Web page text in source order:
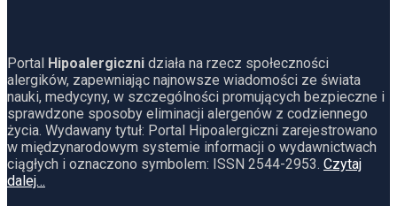
Portal Hipoalergiczni działa na rzecz społeczności
alergików, zapewniając najnowsze wiadomości ze świata
nauki, medycyny, w szczególności promujących bezpieczne i
sprawdzone sposoby eliminacji alergenów z codziennego
życia. Wydawany tytuł: Portal Hipoalergiczni zarejestrowano
w międzynarodowym systemie informacji o wydawnictwach
ciągłych i oznaczono symbolem: ISSN 2544-2953. Czytaj
dalej…